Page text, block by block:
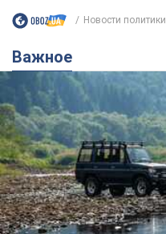
Новости политики
Важное